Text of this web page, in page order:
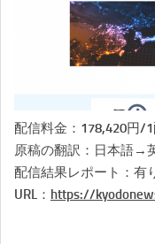
配信料金：178,420円/
原稿の翻訳：日本語→
配信結果レポート：有
URL： https://